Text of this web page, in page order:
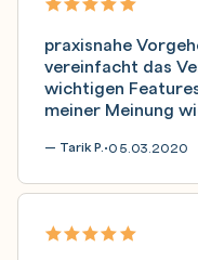
praxisnahe
vereinfacht das
wichtigen
meiner Meinung
— Tarik P.•05.03.2020